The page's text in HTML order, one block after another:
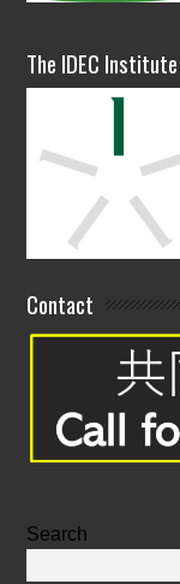
The IDEC
Contact
Search